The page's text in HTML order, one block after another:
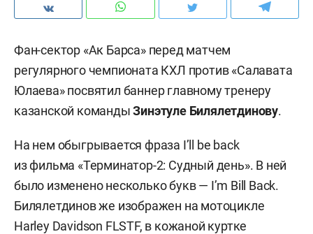
Фан-сектор «Ак Барса» перед матчем
регулярного чемпионата КХЛ против «Салавата
Юлаева» посвятил баннер главному тренеру
казанской командыЗинэтуле Билялетдинову.
На нем обыгрывается фраза I’ll be back
из фильма «Терминатор-2: Судный день». В ней
было изменено несколько букв — I’m Bill Back.
Билялетдинов же изображен на мотоцикле
Harley Davidson FLSTF, в кожаной куртке